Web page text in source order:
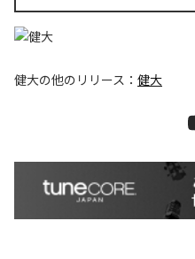
健大の他のリリース： 健大